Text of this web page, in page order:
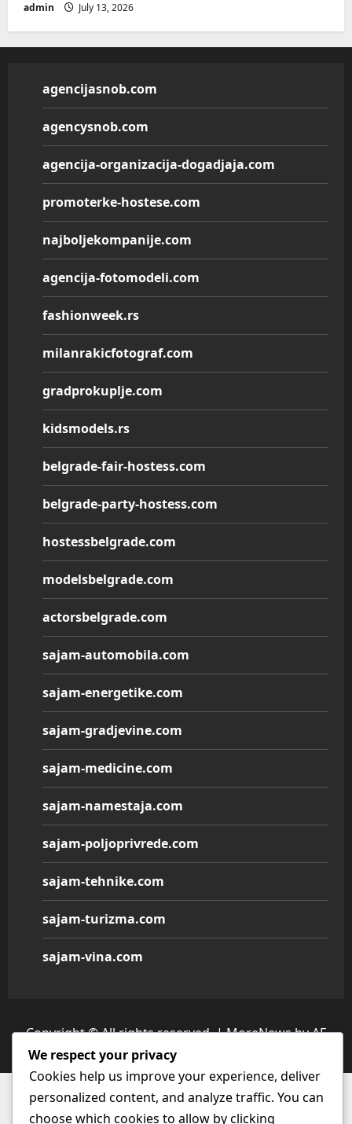
admin July 13, 2026
agencijasnob.com
agencysnob.com
agencija-organizacija-dogadjaja.com
promoterke-hostese.com
najboljekompanije.com
agencija-fotomodeli.com
fashionweek.rs
milanrakicfotograf.com
gradprokuplje.com
kidsmodels.rs
belgrade-fair-hostess.com
belgrade-party-hostess.com
hostessbelgrade.com
modelsbelgrade.com
actorsbelgrade.com
sajam-automobila.com
sajam-energetike.com
sajam-gradjevine.com
sajam-medicine.com
sajam-namestaja.com
sajam-poljoprivrede.com
sajam-tehnike.com
sajam-turizma.com
sajam-vina.com
Copyright © All rights reserved.|MoreNewsby AF
themes.
We respect your privacy
Cookies help us improve your experience, deliver
personalized content, and analyze traffic. You can
choose which cookies to allow by clicking